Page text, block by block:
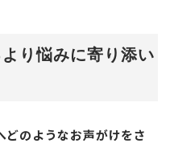
り悩みに寄り添い
のようなお声がけをさ